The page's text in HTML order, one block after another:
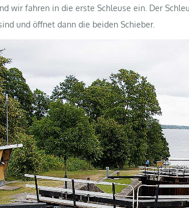
wir fahren in die erste Schleuse ein. Der
und öffnet dann die beiden Schieber.